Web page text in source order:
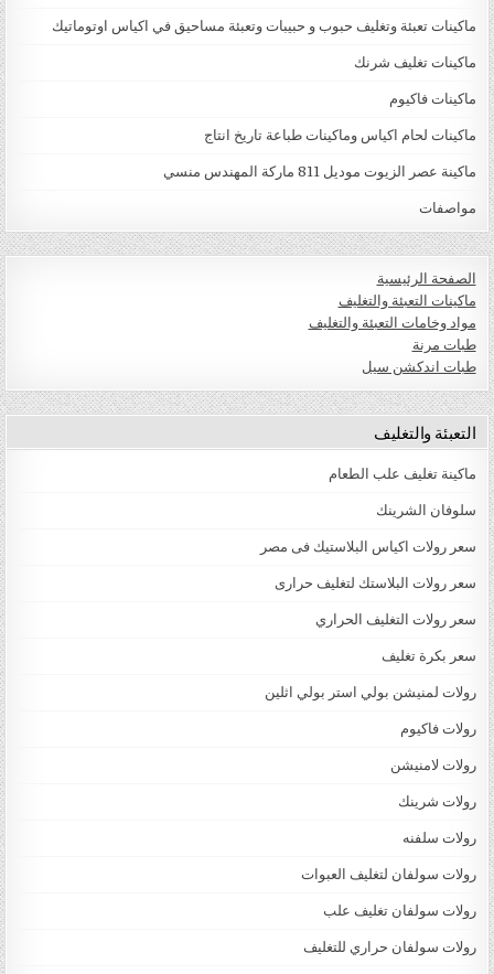
ماكينات تعبئة وتغليف حبوب و حبيبات وتعبئة مساحيق في اكياس اوتوماتيك
ماكينات تغليف شرنك
ماكينات فاكيوم
ماكينات لحام اكياس وماكينات طباعة تاريخ انتاج
ماكينة عصر الزيوت موديل 811 ماركة المهندس منسي
مواصفات
الصفحة الرئيسية
ماكينات التعبئة والتغليف
مواد وخامات التعبئة والتغليف
طبات مرنة
طبات اندكشن سيل
التعبئة والتغليف
ماكينة تغليف علب الطعام
سلوفان الشرينك
سعر رولات اكياس البلاستيك فى مصر
سعر رولات البلاستك لتغليف حرارى
سعر رولات التغليف الحراري
سعر بكرة تغليف
رولات لمنيشن بولي استر بولي اثلين
رولات فاكيوم
رولات لامنيشن
رولات شرينك
رولات سلفنه
رولات سولفان لتغليف العبوات
رولات سولفان تغليف علب
رولات سولفان حراري للتغليف